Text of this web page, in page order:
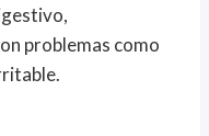
problemas como